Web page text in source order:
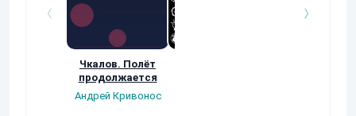
Чкалов. Полёт
продолжается
Андрей Кривонос